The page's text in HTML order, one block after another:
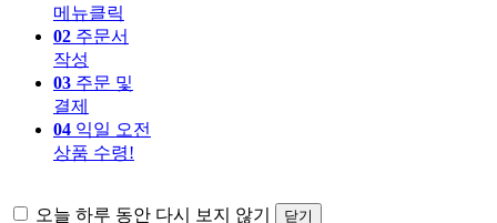
메뉴클릭
02 주문서
작성
03 주문 및
결제
04 익일 오전
상품 수령!
오늘 하루 동안 다시 보지 않기 닫기